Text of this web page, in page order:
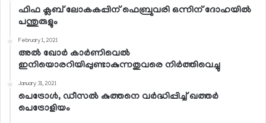
ഫിഫ ക്ലബ് ലോകകപ്പിന് ഫെബ്രുവരി ഒന്നിന് ദോഹയില്‍
പന്തുരുളും
February 1, 2021
അല്‍ ഖോര്‍ കാര്‍ണിവെല്‍
ഇനിയൊരറിയിപ്പുണ്ടാകുന്നതുവരെ നിര്‍ത്തിവെച്ചു
January 31, 2021
പെട്രോള്‍, ഡീസല്‍ കുത്തനെ വര്‍ദ്ധിപ്പിച്ച് ഖത്തര്‍
പെട്രോളിയം